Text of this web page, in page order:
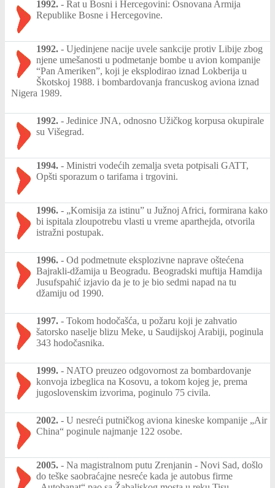
1992. - Rat u Bosni i Hercegovini: Osnovana Armija
Republike Bosne i Hercegovine.
1992. - Ujedinjene nacije uvele sankcije protiv Libije zbog
njene umešanosti u podmetanje bombe u avion kompanije
“Pan Ameriken”, koji je eksplodirao iznad Lokberija u
Škotskoj 1988. i bombardovanja francuskog aviona iznad
Nigera 1989.
1992. - Jedinice JNA, odnosno Užičkog korpusa okupirale
su Višegrad.
1994. - Ministri vodećih zemalja sveta potpisali GATT,
Opšti sporazum o tarifama i trgovini.
1996. - „Komisija za istinu” u Južnoj Africi, formirana kako
bi ispitala zloupotrebu vlasti u vreme aparthejda, otvorila
istražni postupak.
1996. - Od podmetnute eksplozivne naprave oštećena
Bajrakli-džamija u Beogradu. Beogradski muftija Hamdija
Jusufspahić izjavio da je to je bio sedmi napad na tu
džamiju od 1990.
1997. - Tokom hodočašća, u požaru koji je zahvatio
šatorsko naselje blizu Meke, u Saudijskoj Arabiji, poginula
343 hodočasnika.
1999. - NATO preuzeo odgovornost za bombardovanje
konvoja izbeglica na Kosovu, a tokom kojeg je, prema
jugoslovenskim izvorima, poginulo 75 civila.
2002. - U nesreći putničkog aviona kineske kompanije „Air
China“ poginule najmanje 122 osobe.
2005. - Na magistralnom putu Zrenjanin - Novi Sad, došlo
do teške saobraćajne nesreće kada je autobus firme